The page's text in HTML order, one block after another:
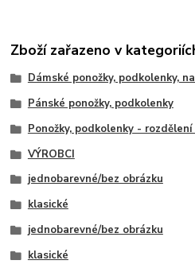
Zboží zařazeno v
Dámské ponožky, podkolenky,
Pánské ponožky, podkolenky
Ponožky, podkolenky - rozdělení
VÝROBCI
jednobarevné/bez obrázku
klasické
jednobarevné/bez obrázku
klasické